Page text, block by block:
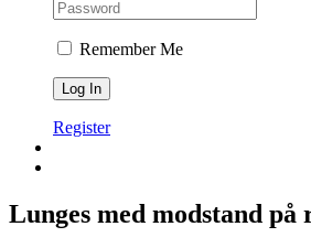
Remember Me
Register
Lunges med modstand